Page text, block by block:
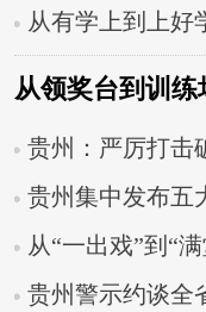
州从有学上到上好
从领奖台到训
贵州：严厉打击
贵州集中发布五
从“一出戏”到“
贵州警示约谈全